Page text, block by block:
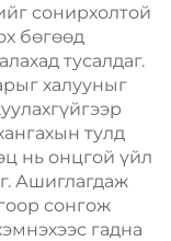
сонирхолтой
бөгөөд
тусалдаг.
халууныг
тулд
нь онцгой үйл
Ашиглагдаж
сонгож
гадна